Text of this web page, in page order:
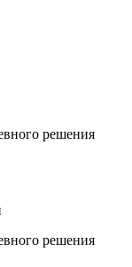
решения
решения